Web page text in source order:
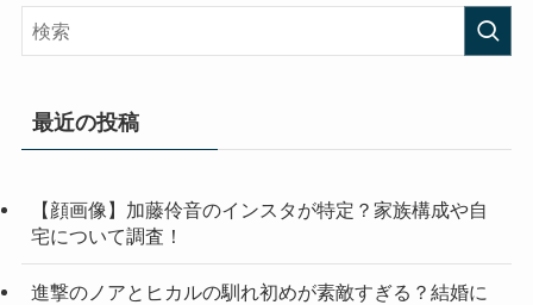
最近の投稿
【顔画像】加藤伶音のインスタが特定？家族構成や自
宅について調査！
進撃のノアとヒカルの馴れ初めが素敵すぎる？結婚に